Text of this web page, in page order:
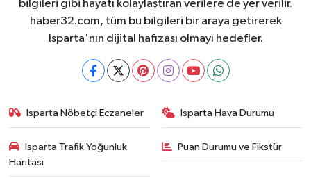
bilgileri gibi hayatı kolaylaştıran verilere de yer verilir.
haber32.com, tüm bu bilgileri bir araya getirerek
Isparta'nın dijital hafızası olmayı hedefler.
Isparta Nöbetçi Eczaneler Isparta Hava Durumu
Isparta Trafik Yoğunluk
Haritası
Puan Durumu ve Fikstür